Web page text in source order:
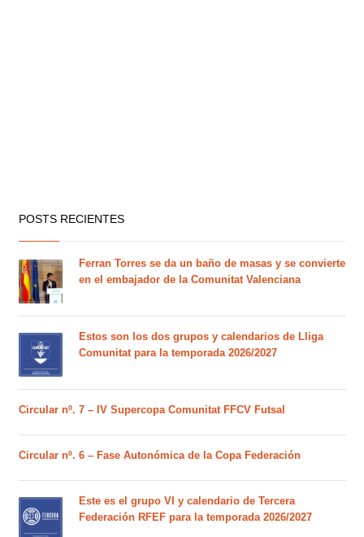
POSTS RECIENTES
Ferran Torres se da un baño de masas y se convierte
en el embajador de la Comunitat Valenciana
Estos son los dos grupos y calendarios de Lliga
Comunitat para la temporada 2026/2027
Circular nº. 7 – IV Supercopa Comunitat FFCV Futsal
Circular nº. 6 – Fase Autonómica de la Copa Federación
Este es el grupo VI y calendario de Tercera
Federación RFEF para la temporada 2026/2027